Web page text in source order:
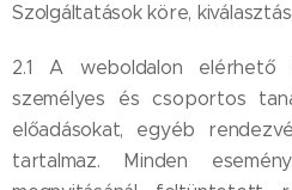
Szolgáltatások köre,
2.1 A weboldalon elérhető
személyes és csoportos
előadásokat, egyéb
tartalmaz. Minden